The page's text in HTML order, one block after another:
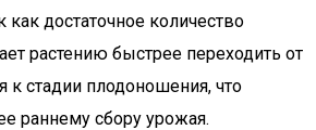
как достаточное количество
растению быстрее переходить от
к стадии плодоношения, что
раннему сбору урожая.